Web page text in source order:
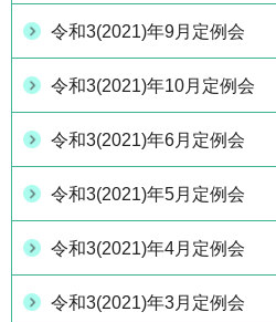
令和3(2021)年9月定例会
令和3(2021)年10月定例会
令和3(2021)年6月定例会
令和3(2021)年5月定例会
令和3(2021)年4月定例会
令和3(2021)年3月定例会